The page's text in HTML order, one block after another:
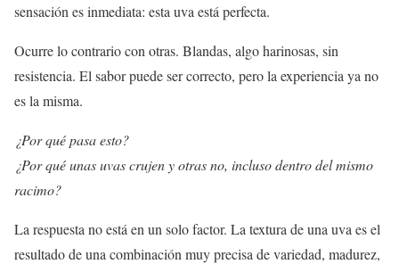
sensación es inmediata: esta uva está perfecta.
Ocurre lo contrario con otras. Blandas, algo harinosas, sin
resistencia. El sabor puede ser correcto, pero la experiencia ya no
es la misma.
¿Por qué pasa esto?
¿Por qué unas uvas crujen y otras no, incluso dentro del mismo
racimo?
La respuesta no está en un solo factor. La textura de una uva es el
resultado de una combinación muy precisa de variedad, madurez,